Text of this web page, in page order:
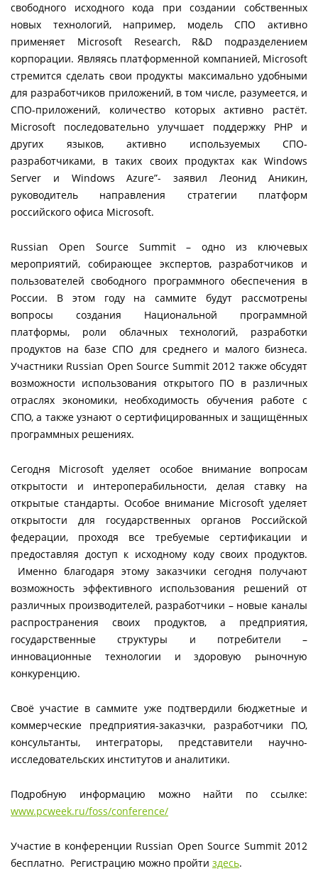
свободного исходного кода при создании собственных
новых технологий, например, модель СПО активно
применяет Microsoft Research, R&D подразделением
корпорации. Являясь платформенной компанией, Microsoft
стремится сделать свои продукты максимально удобными
для разработчиков приложений, в том числе, разумеется, и
СПО-приложений, количество которых активно растёт.
Microsoft последовательно улучшает поддержку PHP и
других языков, активно используемых СПО-
разработчиками, в таких своих продуктах как Windows
Server и Windows Azure”- заявил Леонид Аникин,
руководитель направления стратегии платформ
российского офиса Microsoft.
Russian Open Source Summit – одно из ключевых
мероприятий, собирающее экспертов, разработчиков и
пользователей свободного программного обеспечения в
России. В этом году на саммите будут рассмотрены
вопросы создания Национальной программной
платформы, роли облачных технологий, разработки
продуктов на базе СПО для среднего и малого бизнеса.
Участники Russian Open Source Summit 2012 также обсудят
возможности использования открытого ПО в различных
отраслях экономики, необходимость обучения работе с
СПО, а также узнают о сертифицированных и защищённых
программных решениях.
Сегодня Microsoft уделяет особое внимание вопросам
открытости и интероперабильности, делая ставку на
открытые стандарты. Особое внимание Microsoft уделяет
открытости для государственных органов Российской
федерации, проходя все требуемые сертификации и
предоставляя доступ к исходному коду своих продуктов.
Именно благодаря этому заказчики сегодня получают
возможность эффективного использования решений от
различных производителей, разработчики – новые каналы
распространения своих продуктов, а предприятия,
государственные структуры и потребители –
инновационные технологии и здоровую рыночную
конкуренцию.
Своё участие в саммите уже подтвердили бюджетные и
коммерческие предприятия-заказчки, разработчики ПО,
консультанты, интеграторы, представители научно-
исследовательских институтов и аналитики.
Подробную информацию можно найти по ссылке:
www.pcweek.ru/foss/conference/
Участие в конференции Russian Open Source Summit 2012
бесплатно. Регистрацию можно пройти здесь.